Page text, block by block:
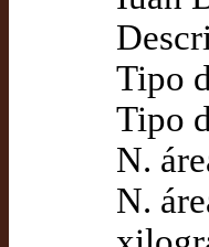
Tipo
Tipo
N.
N.